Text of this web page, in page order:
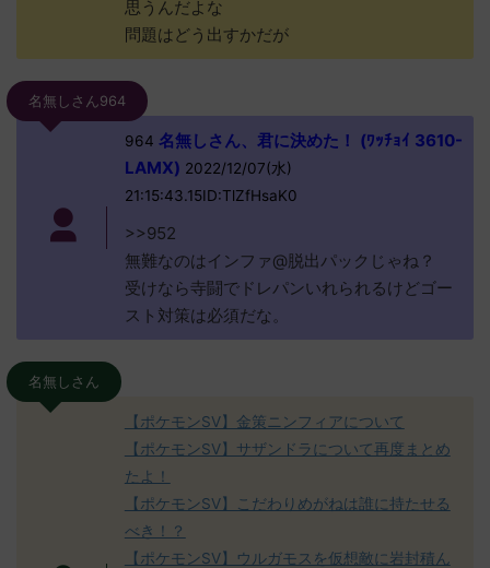
思うんだよな
問題はどう出すかだが
名無しさん964
964 名無しさん、君に決めた！ (ﾜｯﾁｮｲ 3610-
LAMX) 2022/12/07(水)
21:15:43.15ID:TlZfHsaK0
>>952
無難なのはインファ@脱出パックじゃね？
受けなら寺闘でドレパンいれられるけどゴー
スト対策は必須だな。
名無しさん
【ポケモンSV】金策ニンフィアについて
【ポケモンSV】サザンドラについて再度まとめ
たよ！
【ポケモンSV】こだわりめがねは誰に持たせる
べき！？
【ポケモンSV】ウルガモスを仮想敵に岩封積ん